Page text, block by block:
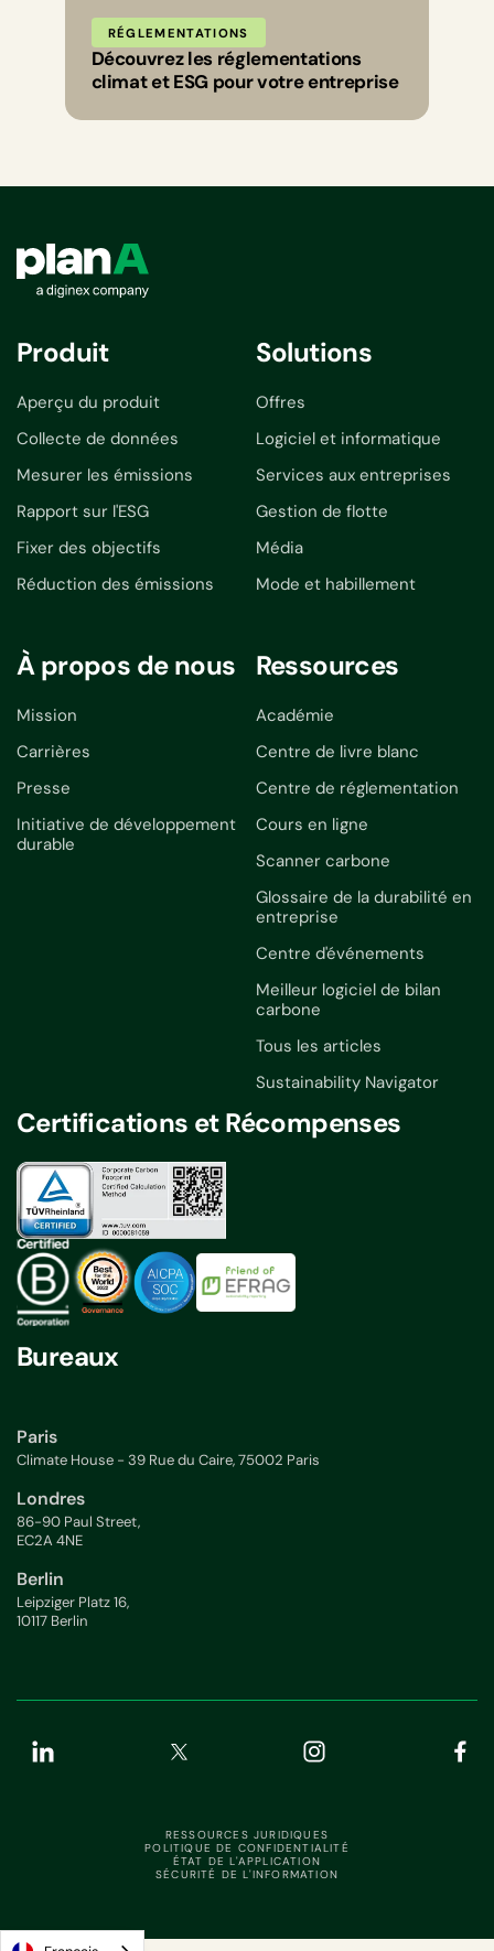
RÉGLEMENTATIONS
Découvrez les réglementations
climat et ESG pour votre entreprise
Produit
Aperçu du produit
Collecte de données
Mesurer les émissions
Rapport sur l'ESG
Fixer des objectifs
Réduction des émissions
Solutions
Offres
Logiciel et informatique
Services aux entreprises
Gestion de flotte
Média
Mode et habillement
À propos de nous
Mission
Carrières
Presse
Initiative de développement
durable
Ressources
Académie
Centre de livre blanc
Centre de réglementation
Cours en ligne
Scanner carbone
Glossaire de la durabilité en
entreprise
Centre d'événements
Meilleur logiciel de bilan
carbone
Tous les articles
Sustainability Navigator
Certifications et Récompenses
Bureaux
Paris
Climate House - 39 Rue du Caire, 75002 Paris
Londres
86-90 Paul Street,
EC2A 4NE
Berlin
Leipziger Platz 16,
10117 Berlin
RESSOURCES JURIDIQUES
POLITIQUE DE CONFIDENTIALITÉ
ÉTAT DE L'APPLICATION
SÉCURITÉ DE L'INFORMATION